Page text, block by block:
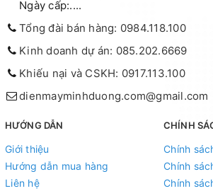
Ngày cấp:....
Tổng đài bán hàng: 0984.118.100
Kinh doanh dự án: 085.202.6669
Khiếu nại và CSKH: 0917.113.100
dienmayminhduong.com@gmail.com
HƯỚNG DẪN
Giới thiệu
Hướng dẫn mua hàng
Liên hệ
CHÍNH
Chính
Chính
Chính